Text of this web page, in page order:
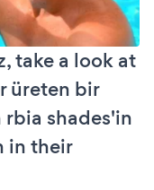
take a look at
üreten bir
shades'in
in their